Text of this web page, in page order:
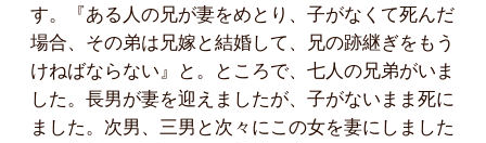
す。『ある人の兄が妻をめとり、子がなくて死んだ
場合、その弟は兄嫁と結婚して、兄の跡継ぎをもう
けねばならない』と。ところで、七人の兄弟がいま
した。長男が妻を迎えましたが、子がないまま死に
ました。次男、三男と次々にこの女を妻にしました